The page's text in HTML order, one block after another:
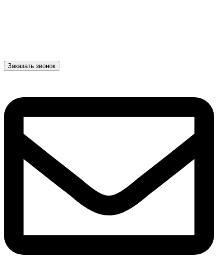
Заказать звонок